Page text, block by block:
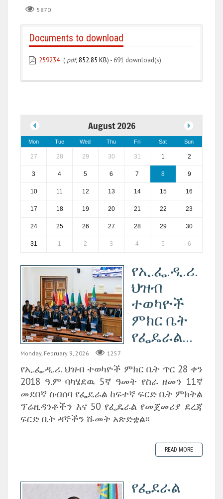
5870
Documents to download
259234 (.pdf, 852.85 KB) - 691 download(s)
August 2026
Mon Tue Wed Thu Fri Sat Sun
27 28 29 30 31 1 2
3 4 5 6 7 8 9
10 11 12 13 14 15 16
17 18 19 20 21 22 23
24 25 26 27 28 29 30
31 1 2 3 4 5 6
የኢ.ፌ.ዲ.ሪ.
ህዝብ
ተወካዮች
ምክር ቤት
የፌዴራል...
Monday, February 9, 2026 1257
የኢ.ፌ.ዲ.ሪ. ህዝብ ተወካዮች ምክር ቤት ጥር 28 ቀን
2018 ዓ.ም ባካሄደዉ 5ኛ ዓመት የስራ ዘመን 11ኛ
መደበኛ ስብሰባ የፌዴራል ከፍተኛ ፍርድ ቤት ምክትል
ፕሬዚዳንቶችን እና 50 የፌዴራል የመጀመሪያ ደረጃ
ፍርድ ቤት ዳኞችን ሹመት አጽድቋል፡፡
READ MORE
የፌደራል